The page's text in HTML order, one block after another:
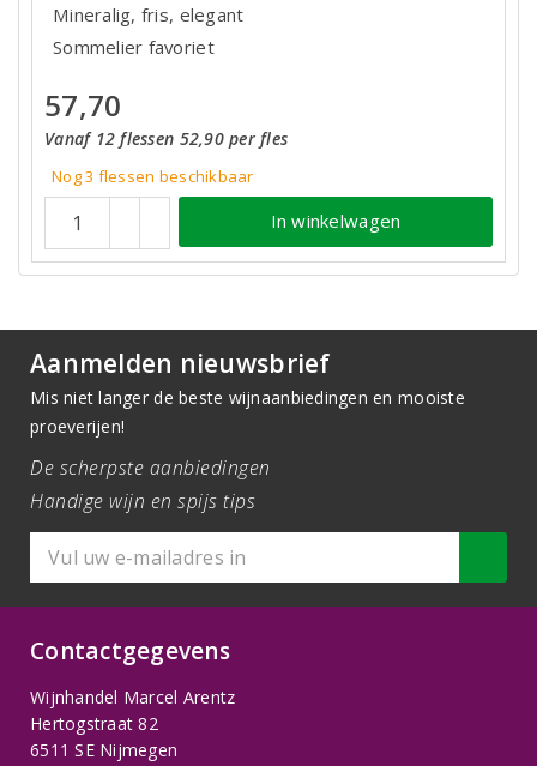
Mineralig, fris, elegant
Sommelier favoriet
57,70
Vanaf 12 flessen 52,90 per fles
Nog 3 flessen beschikbaar
In winkelwagen
Aanmelden nieuwsbrief
Mis niet langer de beste wijnaanbiedingen en mooiste
proeverijen!
De scherpste aanbiedingen
Handige wijn en spijs tips
Contactgegevens
Wijnhandel Marcel Arentz
Hertogstraat 82
6511 SE Nijmegen